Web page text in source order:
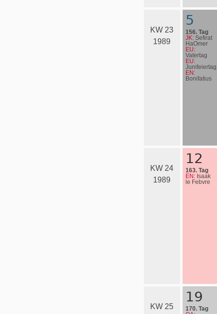
KW 23
1989
5
156. Tag
JK: Sefirat
HaOmer
EU:
Vatertag
EU:
Junifeiertag
EN:
Bonifatius
KW 24
1989
12
163. Tag
EN: Isaak
le Febvre
KW 25
19
170. Tag